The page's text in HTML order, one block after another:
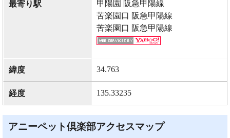
最寄り駅
甲陽園 阪急甲陽線
苦楽園口 阪急甲陽線
苦楽園口 阪急甲陽線
緯度 34.763
経度 135.33235
アニーペット倶楽部アクセスマップ